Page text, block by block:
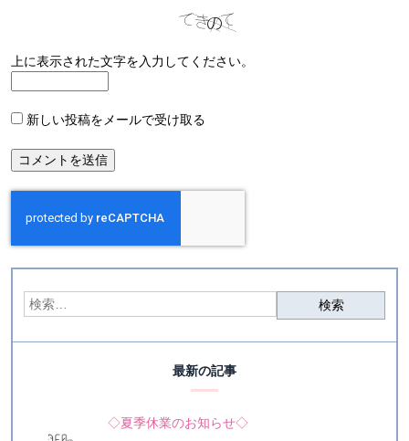
上に表示された文字を入力してください。
新しい投稿をメールで受け取る
最新の記事
◇夏季休業のお知らせ◇